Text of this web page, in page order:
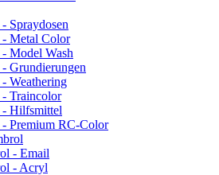
Spraydosen
Metal Color
Model Wash
Grundierungen
Weathering
Traincolor
- Hilfsmittel
Premium RC-Color
- Email
- Acryl